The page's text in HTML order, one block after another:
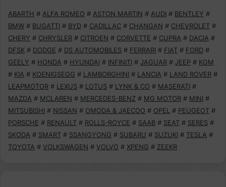
ABARTH # ALFA ROMEO # ASTON MARTIN # AUDI # BENTLEY #
BMW # BUGATTI # BYD # CADILLAC # CHANGAN # CHEVROLET #
CHERY # CHRYSLER # CITROEN # CORVETTE # CUPRA # DACIA #
DFSK # DODGE # DS AUTOMOBILES # FERRARI # FIAT # FORD #
GEELY # HONDA # HYUNDAI # INFINITI # JAGUAR # JEEP # KGM
# KIA # KOENIGSEGG # LAMBORGHINI # LANCIA # LAND ROVER #
LEAPMOTOR # LEXUS # LOTUS # LYNK & CO # MASERATI #
MAZDA # MCLAREN # MERCEDES-BENZ # MG MOTOR # MINI #
MITSUBISHI # NISSAN # OMODA & JAECOO # OPEL # PEUGEOT #
PORSCHE # RENAULT # ROLLS-ROYCE # SAAB # SEAT # SERES #
SKODA # SMART # SSANGYONG # SUBARU # SUZUKI # TESLA #
TOYOTA # VOLKSWAGEN # VOLVO # XPENG # ZEEKR